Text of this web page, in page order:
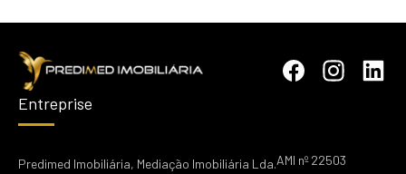
Entreprise
Predimed Imobiliária, Mediação Imobiliária Lda.AMI nº 22503